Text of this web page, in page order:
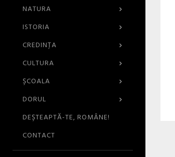
›
NATURA
›
ISTORIA
›
CREDINŢA
›
CULTURA
›
ŞCOALA
›
DORUL
DEŞTEAPTĂ-TE, ROMÂNE!
CONTACT